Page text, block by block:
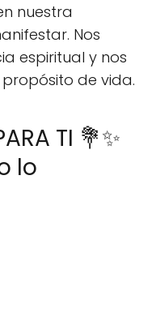
nuestra
Nos
espiritual y nos
de vida.
TI 💐✨
lo